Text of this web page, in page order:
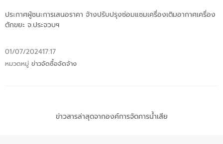
ประกาศผู้ชนะการเสนอราคา จ้างปรับปรุงซ่อมแซมเครื่องเติมอากาศเครื่อง
ตักขยะ จ.ประจวบฯ
01/07/202417:17
หมวดหมู่ ข่าวจัดซื้อจัดจ้าง
ข่าวสารล่าสุดจากองค์การจัดการน้ำเสีย